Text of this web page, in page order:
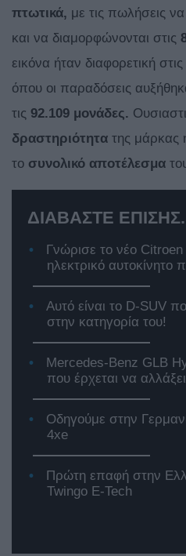
πτωτικά, με τις πωλήσεις να
και να διαμορφώνονται στις
εικόνα ήταν διαφορετική
όπου οι παραδόσεις
τις 92.109 μονάδες.
δραστηριότητα της μάρκας
το συνολικό αποτέλεσμα
ΔΙΑΒΑΣΤΕ
Γνώρισε το νέο
ηλεκτρικό
Αυτό είναι το D-SUV
στην κατηγορία του!
Mercedes-Benz GLB
που έρχεται να
Οδηγούμε στην
4xe
Πρώτη επαφή στην
Twingo E-Tech